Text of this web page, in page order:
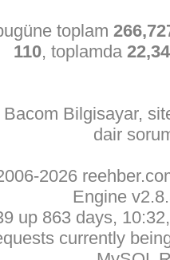
toplam
110, toplamda
Bilgisayar,
dair
2026
Engine
up 863 days,
currently